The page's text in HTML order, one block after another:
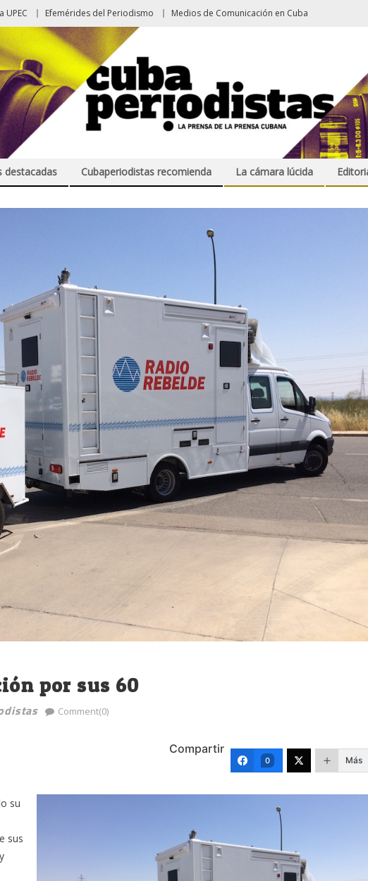
UPEC Efemérides del Periodismo Medios de Comunicación en Cuba
destacadas Cubaperiodistas recomienda La cámara lúcida
por sus 60
Comment(0)
Compartir
0 Más
su
sus